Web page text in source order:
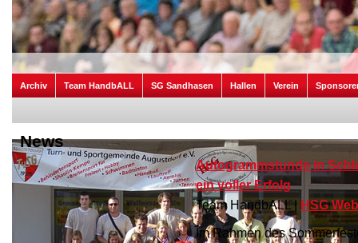
Archiv Team HandbALL SG Sandhasen Hallen Verein
News
Autogrammstunde in
ein voller Erfolg
Team HandbALL | HSG
Im Rahmen des